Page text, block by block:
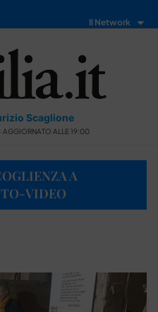
Il Network
Scaglione
ALLE 19:00
A
VIDEO